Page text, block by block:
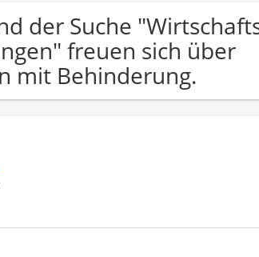
der Suche
freuen sich über
mit Behinderung.